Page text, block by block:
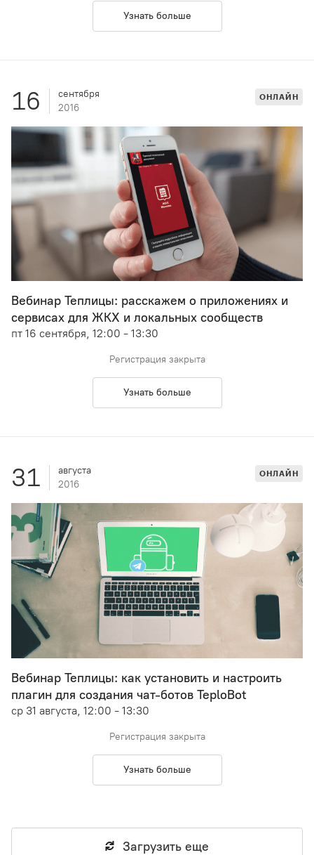
Узнать больше
16
сентября
2016
Вебинар Теплицы: расскажем о приложениях и
сервисах для ЖКХ и локальных сообществ
пт 16 сентября, 12:00 - 13:30
ОНЛАЙН
Регистрация закрыта
Узнать больше
31
августа
2016
Вебинар Теплицы: как установить и настроить
плагин для создания чат-ботов TeploBot
ср 31 августа, 12:00 - 13:30
ОНЛАЙН
Регистрация закрыта
Узнать больше
Загрузить еще